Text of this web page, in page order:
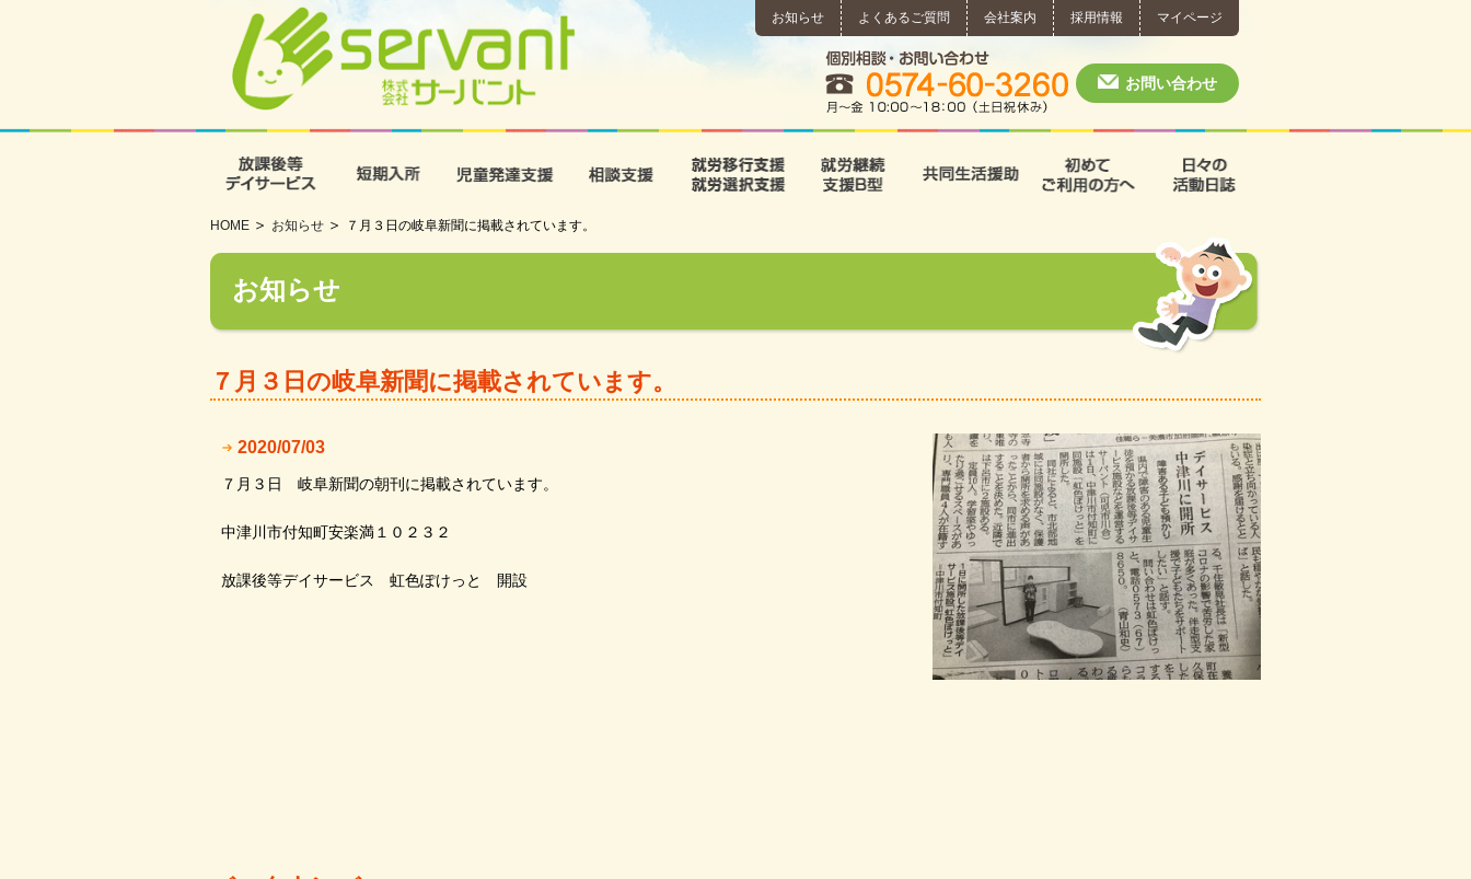
お知らせ よくあるご質問 会社案内 採用情報 マイページ
個別相談・お問い合わせ
お問い合わせ
相談支援 就労移行支援･就労選択支援
HOME お知らせ ７月３日の岐阜新聞に掲載されています。
お知らせ
７月３日の岐阜新聞に掲載されています。
2020/07/03
７月３日 岐阜新聞の朝刊に掲載されています。
中津川市付知町安楽満１０２３２
放課後等デイサービス 虹色ぽけっと 開設